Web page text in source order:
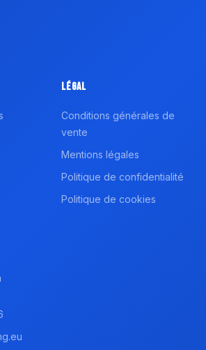
Légal
Conditions générales de
vente
Mentions légales
Politique de confidentialité
Politique de cookies